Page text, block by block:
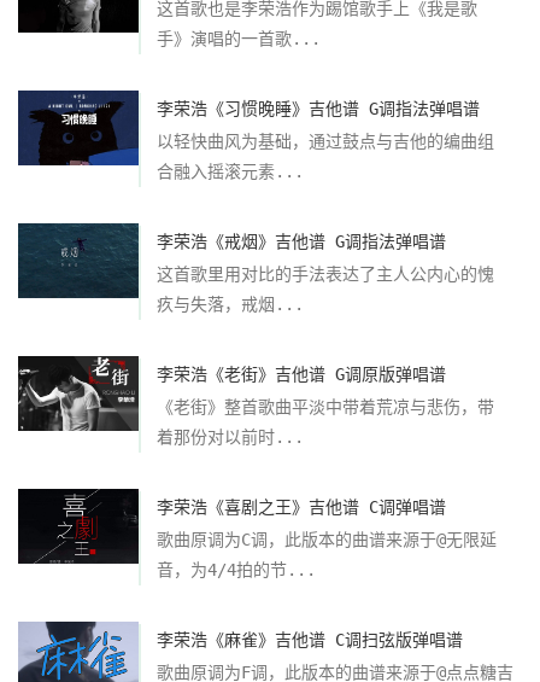
这首歌也是李荣浩作为踢馆歌手上《我是歌
手》演唱的一首歌...
李荣浩《习惯晚睡》吉他谱 G调指法弹唱谱
以轻快曲风为基础，通过鼓点与吉他的编曲组
合融入摇滚元素...
李荣浩《戒烟》吉他谱 G调指法弹唱谱
这首歌里用对比的手法表达了主人公内心的愧
疚与失落，戒烟...
李荣浩《老街》吉他谱 G调原版弹唱谱
《老街》整首歌曲平淡中带着荒凉与悲伤，带
着那份对以前时...
李荣浩《喜剧之王》吉他谱 C调弹唱谱
歌曲原调为C调，此版本的曲谱来源于@无限延
音，为4/4拍的节...
李荣浩《麻雀》吉他谱 C调扫弦版弹唱谱
歌曲原调为F调，此版本的曲谱来源于@点点糖吉